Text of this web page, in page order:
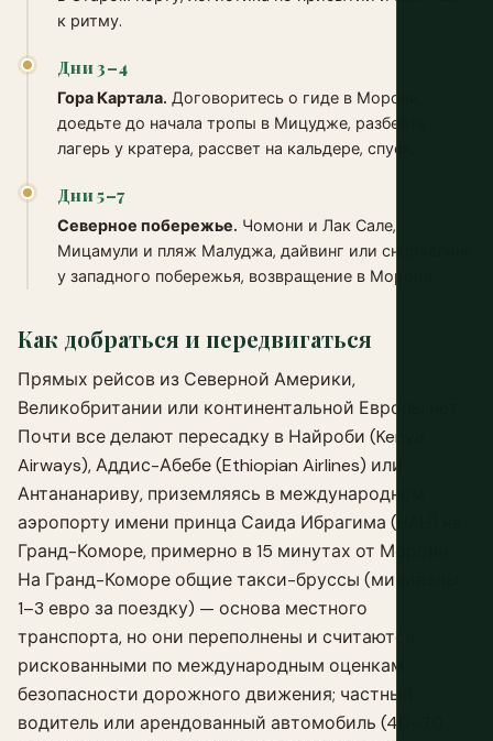
к ритму.
Дни 3–4
Гора Картала. Договоритесь о гиде в Морони,
доедьте до начала тропы в Мицудже, разбейте
лагерь у кратера, рассвет на кальдере, спуск.
Дни 5–7
Северное побережье. Чомони и Лак Сале,
Мицамули и пляж Малуджа, дайвинг или сноркелинг
у западного побережья, возвращение в Морони.
Как добраться и передвигаться
Прямых рейсов из Северной Америки,
Великобритании или континентальной Европы нет.
Почти все делают пересадку в Найроби (Kenya
Airways), Аддис-Абебе (Ethiopian Airlines) или
Антананариву, приземляясь в международном
аэропорту имени принца Саида Ибрагима (HAH) на
Гранд-Коморе, примерно в 15 минутах от Морони.
На Гранд-Коморе общие такси-бруссы (минивэны,
1–3 евро за поездку) — основа местного
транспорта, но они переполнены и считаются
рискованными по международным оценкам
безопасности дорожного движения; частный
водитель или арендованный автомобиль (40–70